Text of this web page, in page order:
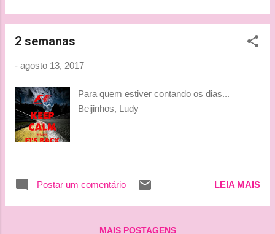
parou há tempos de ver corridas, aqui em
mulheres da casa: eu, Tati e mãe. Em 2010
programa para ele, mas foi algo que fizemos
curta mais corridas, sempre nos pergunta
sobre como estão as coisas com Kimi e
Beijinhos, Ludy
2 semanas
- agosto 13, 2017
Para quem estiver contando os dias...
Beijinhos, Ludy
Postar um comentário LEIA MAIS
MAIS POSTAGENS